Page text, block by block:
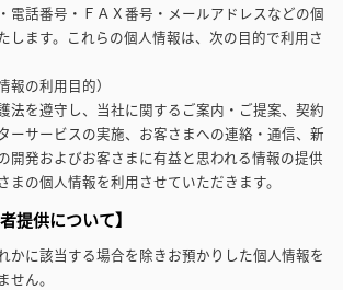
電話番号・ＦＡＸ番号・メールアドレスなどの個
します。これらの個人情報は、次の目的で利用さ
報の利用目的）
法を遵守し、当社に関するご案内・ご提案、契約
ーサービスの実施、お客さまへの連絡・通信、新
開発およびお客さまに有益と思われる情報の提供
まの個人情報を利用させていただきます。
提供について】
かに該当する場合を除きお預かりした個人情報を
せん。